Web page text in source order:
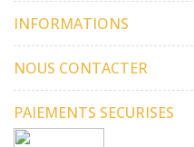
INFORMATIONS
NOUS CONTACTER
PAIEMENTS SECURISES